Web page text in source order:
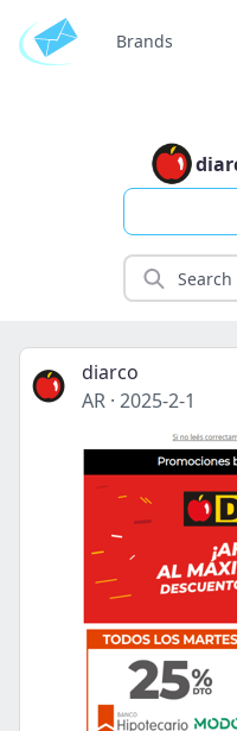
Brands
diarco
AR · 2025-2-1